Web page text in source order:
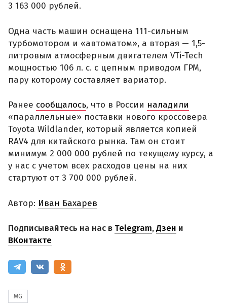
3 163 000 рублей.
Одна часть машин оснащена 111-сильным
турбомотором и «автоматом», а вторая — 1,5-
литровым атмосферным двигателем VTi-Tech
мощностью 106 л. с. с цепным приводом ГРМ,
пару которому составляет вариатор.
Ранее сообщалось, что в России наладили
«параллельные» поставки нового кроссовера
Toyota Wildlander, который является копией
RAV4 для китайского рынка. Там он стоит
минимум 2 000 000 рублей по текущему курсу, а
у нас с учетом всех расходов цены на них
стартуют от 3 700 000 рублей.
Автор: Иван Бахарев
Подписывайтесь на нас в Telegram,Дзен и
ВКонтакте
MG